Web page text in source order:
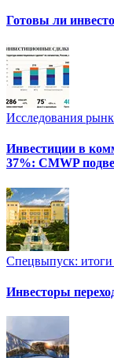
Готовы ли
Исследования
Инвестиции в
37%: CMWP
Спецвыпуск: итоги
Инвесторы